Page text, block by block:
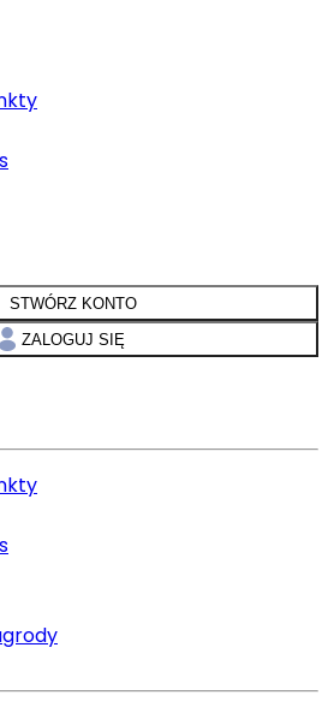
STWÓRZ KONTO
ZALOGUJ SIĘ